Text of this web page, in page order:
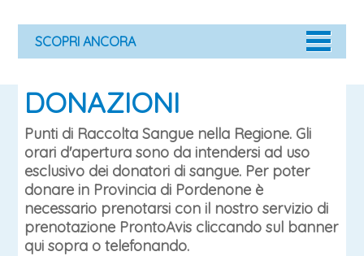
SCOPRI ANCORA
DONAZIONI
Punti di Raccolta Sangue nella Regione. Gli
orari d'apertura sono da intendersi ad uso
esclusivo dei donatori di sangue. Per poter
donare in Provincia di Pordenone è
necessario prenotarsi con il nostro servizio di
prenotazione ProntoAvis cliccando sul banner
qui sopra o telefonando.